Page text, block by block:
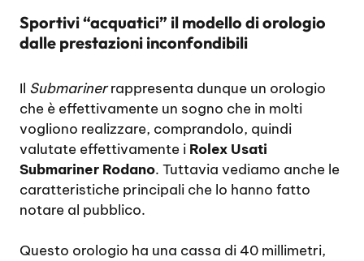
Sportivi “acquatici” il modello di orologio
dalle prestazioni inconfondibili
Il Submarinerrappresenta dunque un orologio
che è effettivamente un sogno che in molti
vogliono realizzare, comprandolo, quindi
valutate effettivamente i Rolex Usati
Submariner Rodano. Tuttavia vediamo anche le
caratteristiche principali che lo hanno fatto
notare al pubblico.
Questo orologio ha una cassa di 40 millimetri,